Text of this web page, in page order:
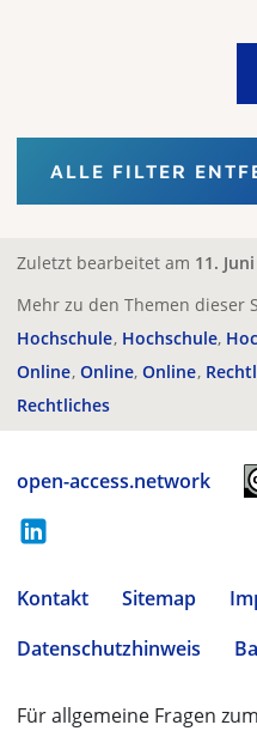
ALLE FILTER
Zuletzt bearbeitet am 11.
Mehr zu den Themen dieser
Hochschule Hochschule
Online Online Online
Rechtliches
open-access.network
Kontakt Sitemap
Datenschutzhinweis
Für allgemeine Fragen